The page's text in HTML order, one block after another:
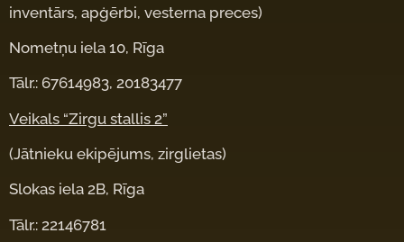
inventārs, apģērbi, vesterna preces)
Nometņu iela 10, Rīga
Tālr.: 67614983, 20183477
Veikals “Zirgu stallis 2”
(Jātnieku ekipējums, zirglietas)
Slokas iela 2B, Rīga
Tālr.: 22146781